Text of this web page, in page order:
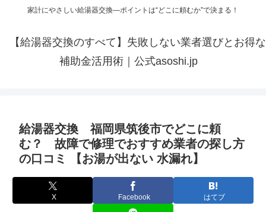
家計にやさしい給湯器交換—ポイントは“どこに頼むか”で決まる！
【給湯器交換のすべて】失敗しない業者選びとお得な
補助金活用術｜公式asoshi.jp
給湯器交換 福岡県筑後市でどこに頼
む？ 故障で修理でおすすめ業者の探し方
の口コミ 【お湯が出ない 水漏れ】
X Facebook はてブ